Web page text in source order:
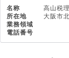
名称
高山税
所在地 大阪市
業務領域
電話番号